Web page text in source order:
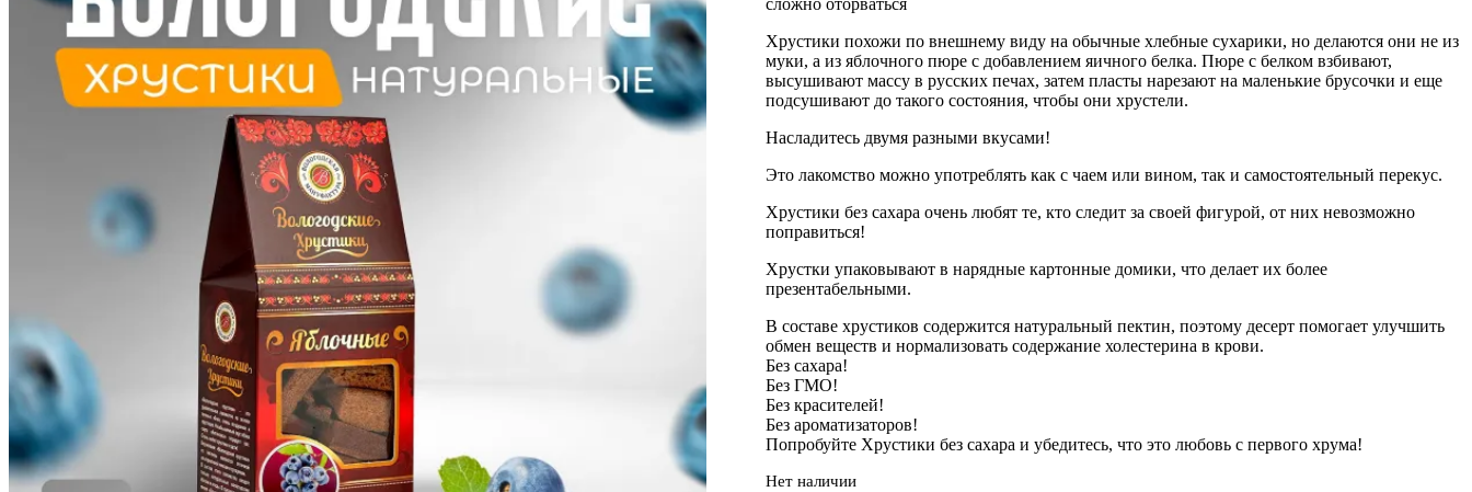
сложно оторваться
Хрустики похожи по внешнему виду на обычные хлебные сухарики, но делаются они не из
муки, а из яблочного пюре с добавлением яичного белка. Пюре с белком взбивают,
высушивают массу в русских печах, затем пласты нарезают на маленькие брусочки и еще
подсушивают до такого состояния, чтобы они хрустели.
Насладитесь двумя разными вкусами!
Это лакомство можно употреблять как с чаем или вином, так и самостоятельный перекус.
Хрустики без сахара очень любят те, кто следит за своей фигурой, от них невозможно
поправиться!
Хрустки упаковывают в нарядные картонные домики, что делает их более
презентабельными.
В составе хрустиков содержится натуральный пектин, поэтому десерт помогает улучшить
обмен веществ и нормализовать содержание холестерина в крови.
Без сахара!
Без ГМО!
Без красителей!
Без ароматизаторов!
Попробуйте Хрустики без сахара и убедитесь, что это любовь с первого хрума!
Нет наличии